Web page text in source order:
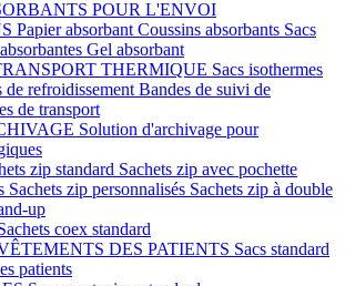
POUR L'ENVOI
Papier absorbant Coussins absorbants Sacs
Gel absorbant
THERMIQUE Sacs isothermes
de refroidissement Bandes de suivi de
de transport
Solution d'archivage pour
zip standard Sachets zip avec pochette
Sachets zip personnalisés Sachets zip à double
up
coex standard
DES PATIENTS Sacs standard
patients